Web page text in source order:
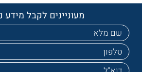
מעוניינים לקבל מידע